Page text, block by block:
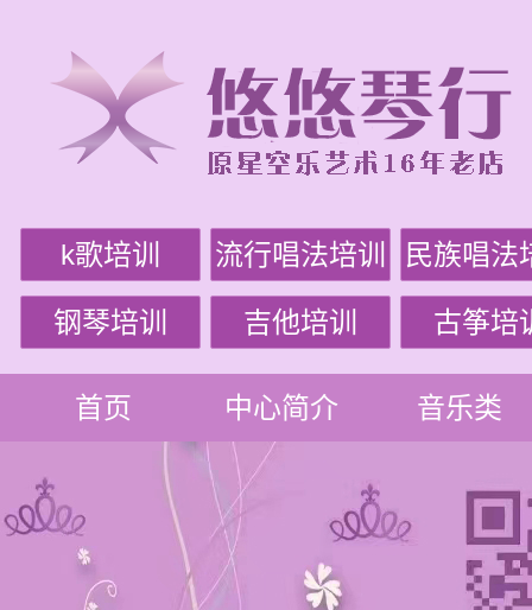
k歌培训 流行唱法培训 民族唱法
钢琴培训 吉他培训 古筝培
首页 中心简介 音乐类